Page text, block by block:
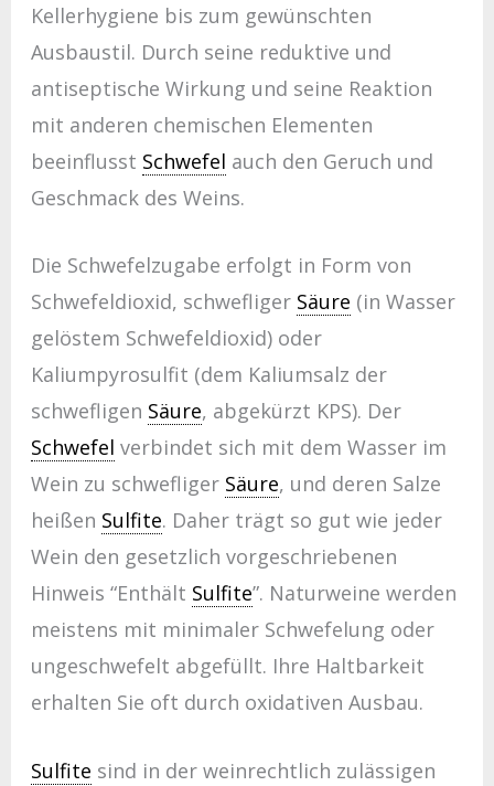
Kellerhygiene bis zum gewünschten
Ausbaustil. Durch seine reduktive und
antiseptische Wirkung und seine Reaktion
mit anderen chemischen Elementen
beeinflusst Schwefel auch den Geruch und
Geschmack des Weins.
Die Schwefelzugabe erfolgt in Form von
Schwefeldioxid, schwefliger Säure (in Wasser
gelöstem Schwefeldioxid) oder
Kaliumpyrosulfit (dem Kaliumsalz der
schwefligen Säure, abgekürzt KPS). Der
Schwefel verbindet sich mit dem Wasser im
Wein zu schwefliger Säure, und deren Salze
heißen Sulfite. Daher trägt so gut wie jeder
Wein den gesetzlich vorgeschriebenen
Hinweis “Enthält Sulfite”. Naturweine werden
meistens mit minimaler Schwefelung oder
ungeschwefelt abgefüllt. Ihre Haltbarkeit
erhalten Sie oft durch oxidativen Ausbau.
Sulfite sind in der weinrechtlich zulässigen